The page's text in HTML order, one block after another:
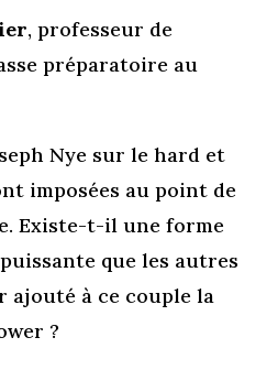
, professeur de
préparatoire au
Nye sur le hard et
imposées au point de
Existe-t-il une forme
que les autres
ajouté à ce couple la
?